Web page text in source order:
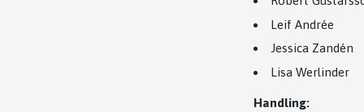
Leif Andrée
Jessica Zandén
Lisa Werlinder
Handling: